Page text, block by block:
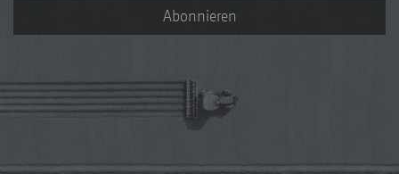
Abonnieren